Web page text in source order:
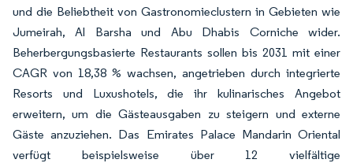
und die Beliebtheit von Gastronomieclustern in Gebieten wie
Jumeirah, Al Barsha und Abu Dhabis Corniche wider.
Beherbergungsbasierte Restaurants sollen bis 2031 mit einer
CAGR von 18,38 % wachsen, angetrieben durch integrierte
Resorts und Luxushotels, die ihr kulinarisches Angebot
erweitern, um die Gästeausgaben zu steigern und externe
Gäste anzuziehen. Das Emirates Palace Mandarin Oriental
verfügt beispielsweise über 12 vielfältige